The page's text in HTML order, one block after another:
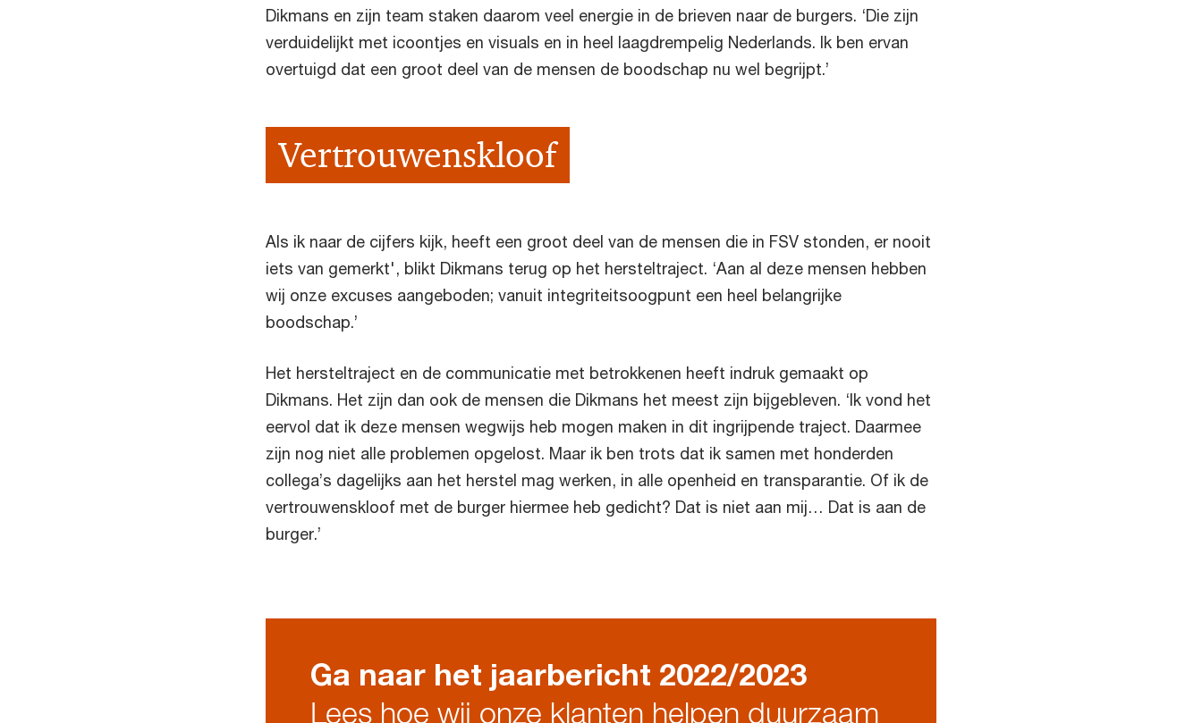
Dikmans en zijn team staken daarom veel energie in de brieven naar de burgers. ‘Die zijn
verduidelijkt met icoontjes en visuals en in heel laagdrempelig Nederlands. Ik ben ervan
overtuigd dat een groot deel van de mensen de boodschap nu wel begrijpt.’
Vertrouwenskloof
Als ik naar de cijfers kijk, heeft een groot deel van de mensen die in FSV stonden, er nooit
iets van gemerkt', blikt Dikmans terug op het hersteltraject. ‘Aan al deze mensen hebben
wij onze excuses aangeboden; vanuit integriteitsoogpunt een heel belangrijke
boodschap.’
Het hersteltraject en de communicatie met betrokkenen heeft indruk gemaakt op
Dikmans. Het zijn dan ook de mensen die Dikmans het meest zijn bijgebleven. ‘Ik vond het
eervol dat ik deze mensen wegwijs heb mogen maken in dit ingrijpende traject. Daarmee
zijn nog niet alle problemen opgelost. Maar ik ben trots dat ik samen met honderden
collega’s dagelijks aan het herstel mag werken, in alle openheid en transparantie. Of ik de
vertrouwenskloof met de burger hiermee heb gedicht? Dat is niet aan mij… Dat is aan de
burger.’
Ga naar het jaarbericht 2022/2023
Lees hoe wij onze klanten helpen duurzaam